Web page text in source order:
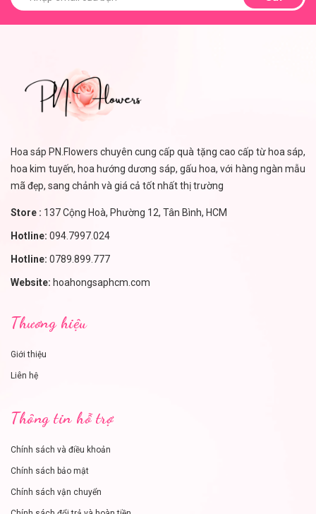
Hoa sáp PN.Flowers chuyên cung cấp quà tặng cao cấp từ hoa sáp,
hoa kim tuyến, hoa hướng dương sáp, gấu hoa, với hàng ngàn mẫu
mã đẹp, sang chảnh và giá cả tốt nhất thị trường
Store : 137 Cộng Hoà, Phường 12, Tân Bình, HCM
Hotline: 094.7997.024
Hotline: 0789.899.777
Website: hoahongsaphcm.com
Thương hiệu
Giới thiệu
Liên hệ
Thông tin hỗ trợ
Chính sách và điều khoản
Chính sách bảo mật
Chính sách vận chuyển